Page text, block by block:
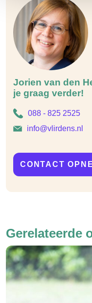
Jorien van den
je graag verder!
088 - 825 2525
info@vlirdens.nl
CONTACT
Gerelateerde